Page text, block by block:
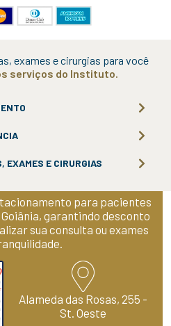
exames e cirurgias para você
serviços do Instituto.
EXAMES E CIRURGIAS
para pacientes
garantindo desconto
sua consulta ou exames
Alameda das Rosas, 255 -
St. Oeste